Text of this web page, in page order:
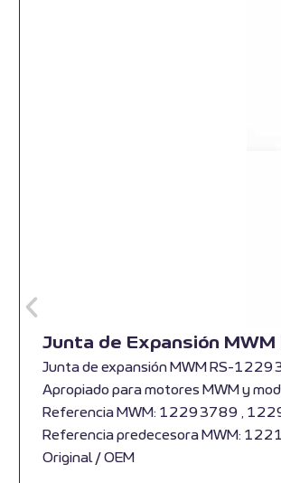
Junta de Expansión
Junta de expansión MWM RS-
Apropiado para motores MWM y
Referencia MWM: 12293789 ,
Referencia predecesora MWM:
Original / OEM